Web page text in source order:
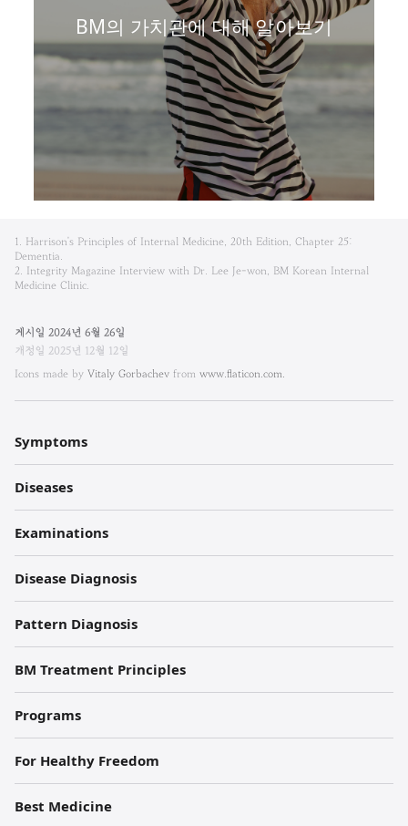
BM의 가치관에 대해 알아보기
비
엠
한
방
내
과
한
의
원
각
주
1. Harrison's Principles of Internal Medicine, 20th Edition, Chapter 25:
Dementia.
2. Integrity Magazine Interview with Dr. Lee Je-won, BM Korean Internal
Medicine Clinic.
게시일 2024년 6월 26일
개정일 2025년 12월 12일
Icons made by Vitaly Gorbachev from www.flaticon.com.
Symptoms
Diseases
Examinations
Disease Diagnosis
Pattern Diagnosis
BM Treatment Principles
Programs
For Healthy Freedom
Best Medicine